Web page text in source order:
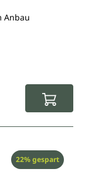
Anbau
Rabatt
22% gespart